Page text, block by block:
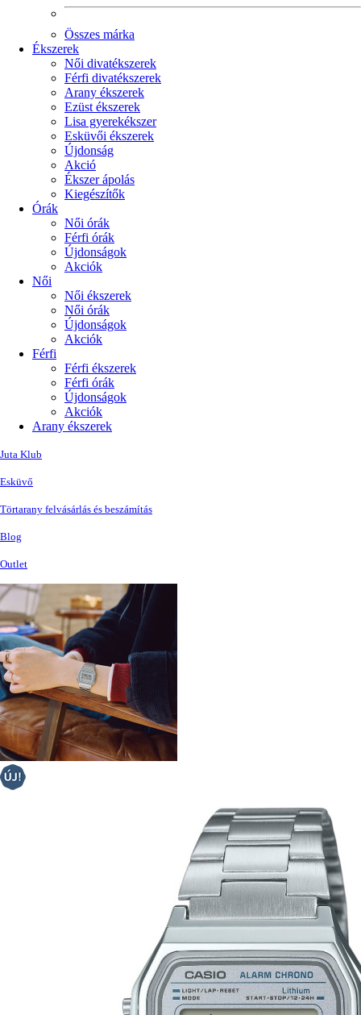
Összes márka
Ékszerek
Női divatékszerek
Férfi divatékszerek
Arany ékszerek
Ezüst ékszerek
Lisa gyerekékszer
Esküvői ékszerek
Újdonság
Akció
Ékszer ápolás
Kiegészítők
Órák
Női órák
Férfi órák
Újdonságok
Akciók
Női
Női ékszerek
Női órák
Újdonságok
Akciók
Férfi
Férfi ékszerek
Férfi órák
Újdonságok
Akciók
Arany ékszerek
Juta Klub
Esküvő
Törtarany felvásárlás és beszámítás
Blog
Outlet